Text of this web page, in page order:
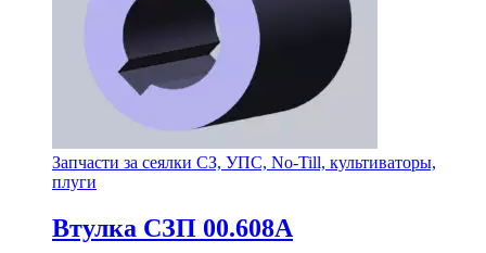
Запчасти за сеялки СЗ, УПС, No-Till, культиваторы,
плуги
Втулка СЗП 00.608А